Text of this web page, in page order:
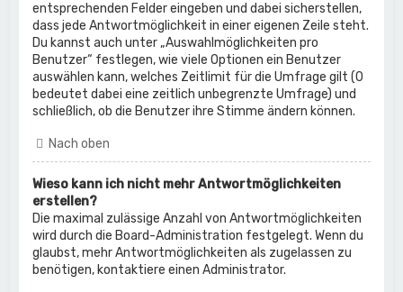
entsprechenden Felder eingeben und dabei sicherstellen,
dass jede Antwortmöglichkeit in einer eigenen Zeile steht.
Du kannst auch unter „Auswahlmöglichkeiten pro
Benutzer“ festlegen, wie viele Optionen ein Benutzer
auswählen kann, welches Zeitlimit für die Umfrage gilt (0
bedeutet dabei eine zeitlich unbegrenzte Umfrage) und
schließlich, ob die Benutzer ihre Stimme ändern können.
Nach oben
Wieso kann ich nicht mehr Antwortmöglichkeiten
erstellen?
Die maximal zulässige Anzahl von Antwortmöglichkeiten
wird durch die Board-Administration festgelegt. Wenn du
glaubst, mehr Antwortmöglichkeiten als zugelassen zu
benötigen, kontaktiere einen Administrator.